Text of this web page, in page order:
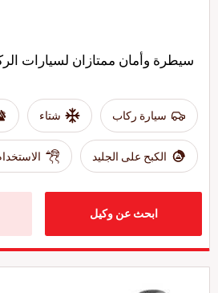
سيطرة وأمان ممتازان لسيارات
سيارة ركاب شتاء
الكبح على الجليد
ابحث عن وكيل